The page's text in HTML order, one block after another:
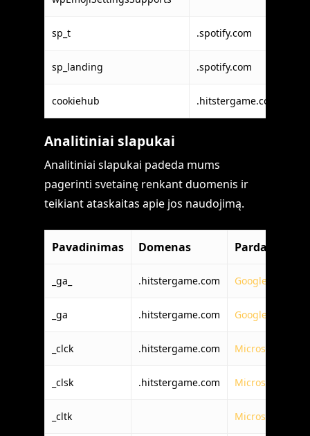
sp_t .spotify.com
sp_landing .spotify.com
cookiehub .hitstergame.com
Analitiniai slapukai
Analitiniai slapukai padeda mums
pagerinti svetainę renkant duomenis ir
teikiant ataskaitas apie jos naudojimą.
Pavadinimas Domenas Pardavėjas
_ga_ .hitstergame.com Google LLC
_ga .hitstergame.com Google LLC
_clck .hitstergame.com Microsoft
_clsk .hitstergame.com Microsoft
_cltk Microsoft